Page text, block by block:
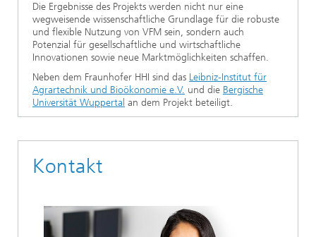
Die Ergebnisse des Projekts werden nicht nur eine
wegweisende wissenschaftliche Grundlage für die robuste
und flexible Nutzung von VFM sein, sondern auch
Potenzial für gesellschaftliche und wirtschaftliche
Innovationen sowie neue Marktmöglichkeiten schaffen.
Neben dem Fraunhofer HHI sind das Leibniz-Institut für
Agrartechnik und Bioökonomie e.V. und die Bergische
Universität Wuppertal an dem Projekt beteiligt.
Kontakt